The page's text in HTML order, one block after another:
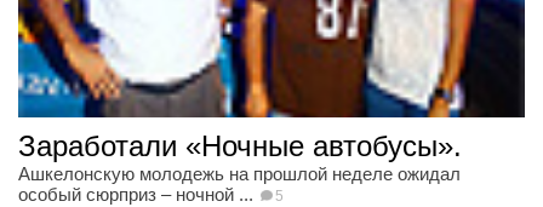
Заработали «Ночные автобусы».
Ашкелонскую молодежь на прошлой неделе ожидал
особый сюрприз – ночной ...
5